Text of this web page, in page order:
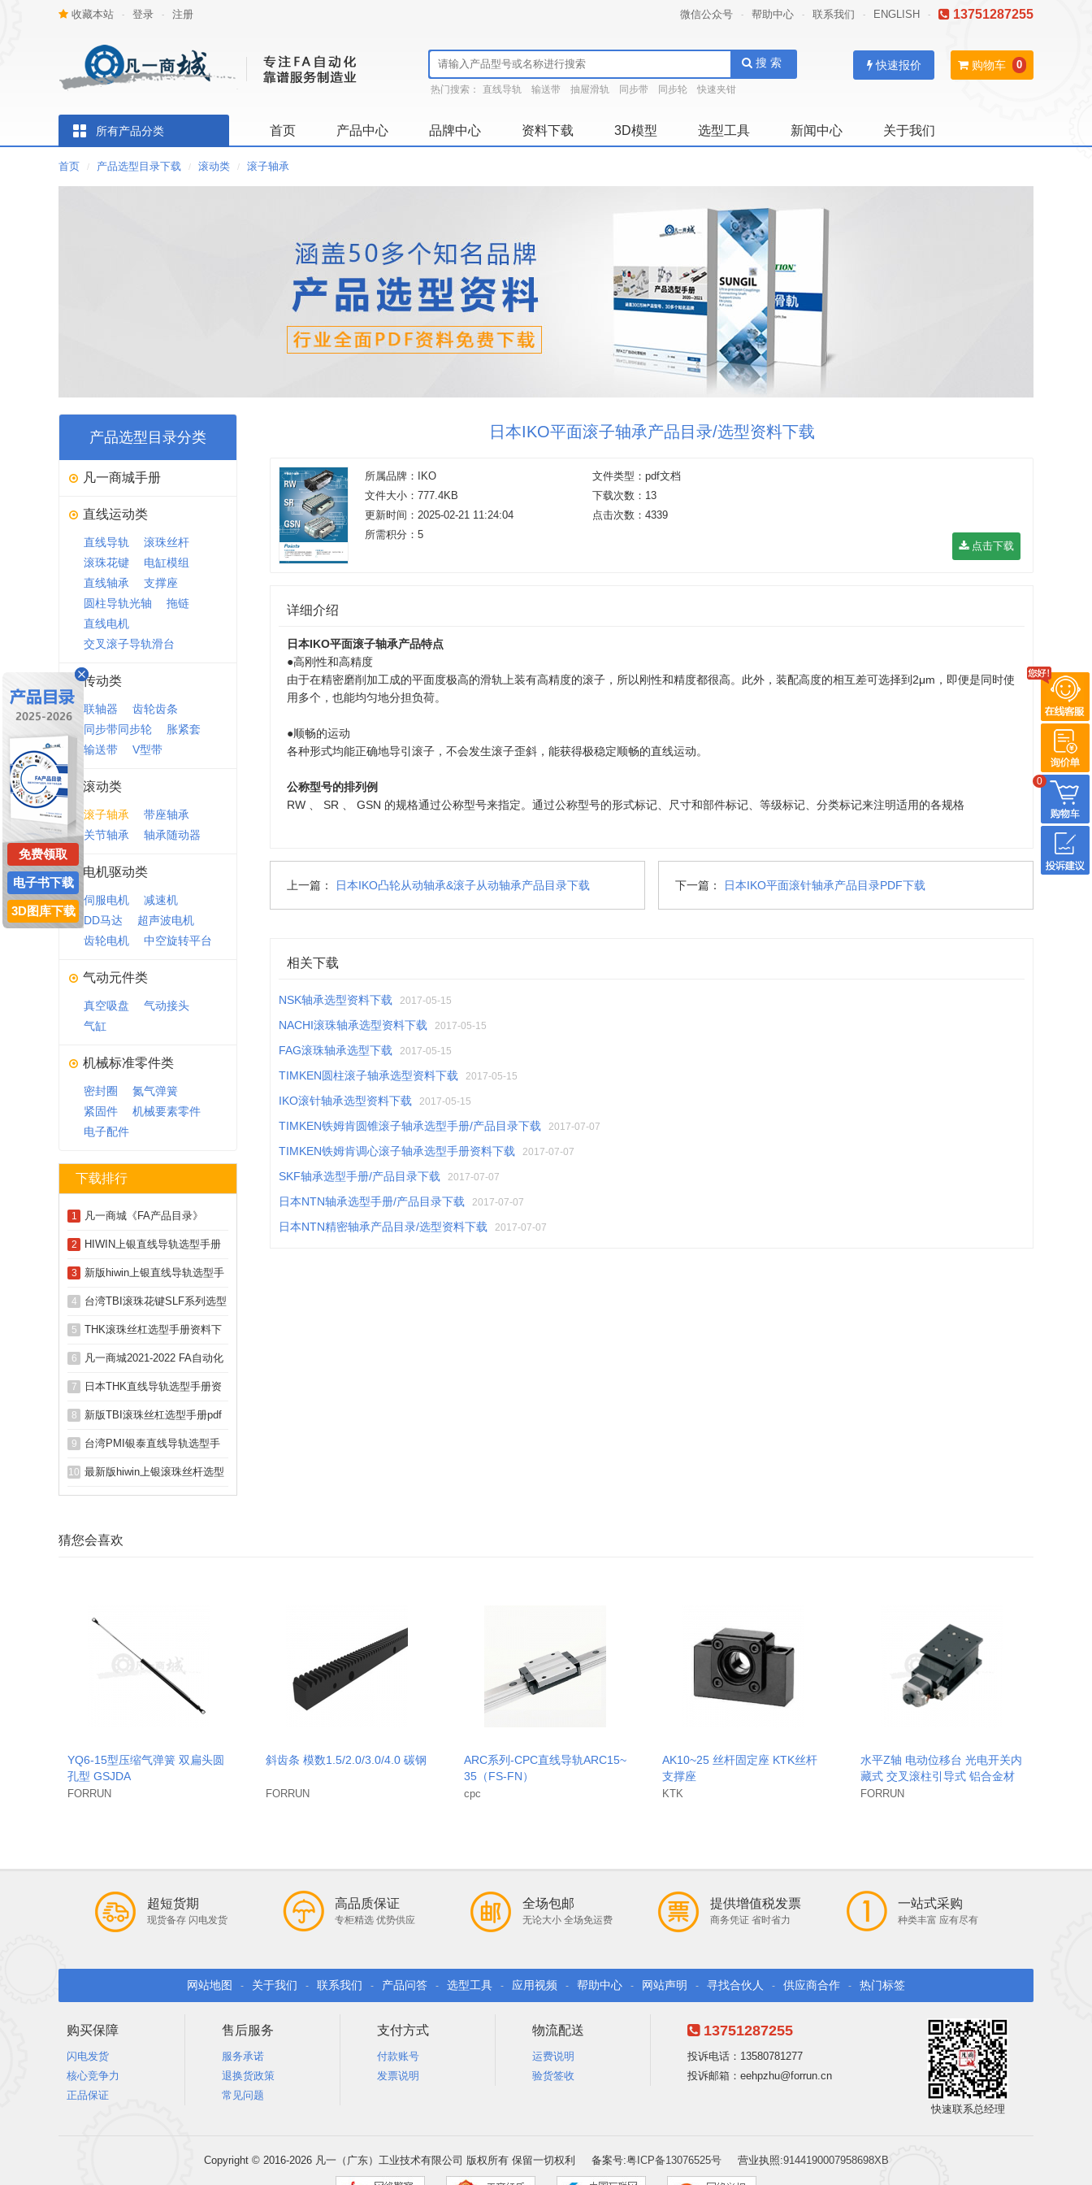
收藏本站 - 登录 - 注册 微信公众号 - 帮助中心 - 联系我们 - ENGLISH - 13751287255
搜 索
热门搜索： 直线导轨 输送带 抽屉滑轨 同步带 同步轮 快速夹钳
购物车 0
快速报价
所有产品分类 首页 产品中心 品牌中心 资料下载 3D模型 选型工具 新闻中心 关于我们
首页 / 产品选型目录下载 / 滚动类 / 滚子轴承
产品选型目录分类
凡一商城手册
直线运动类
直线导轨
滚珠丝杆
滚珠花键
电缸模组
直线轴承
支撑座
圆柱导轨光轴
拖链
直线电机
交叉滚子导轨滑台
传动类
联轴器
齿轮齿条
同步带同步轮
胀紧套
输送带
V型带
滚动类
滚子轴承
带座轴承
关节轴承
轴承随动器
电机驱动类
伺服电机
减速机
DD马达
超声波电机
齿轮电机
中空旋转平台
气动元件类
真空吸盘
气动接头
气缸
机械标准零件类
密封圈
氮气弹簧
紧固件
机械要素零件
电子配件
下载排行
1 凡一商城《FA产品目录》
2025-2026 PDF下载
2 HIWIN上银直线导轨选型手册
pdf下载
3 新版hiwin上银直线导轨选型手
册样本资料下载
4 台湾TBI滚珠花键SLF系列选型
下载
5 THK滚珠丝杠选型手册资料下
载 THK丝杆PDF下载
6 凡一商城2021-2022 FA自动化
产品选型手册
7 日本THK直线导轨选型手册资
料pdf下载
8 新版TBI滚珠丝杠选型手册pdf
资料下载
9 台湾PMI银泰直线导轨选型手
册pdf资料下载
10 最新版hiwin上银滚珠丝杆选型
手册pdf资料下载
日本IKO平面滚子轴承产品目录/选型资料下载
所属品牌：IKO
文件类型：pdf文档
文件大小：777.4KB
下载次数：13
更新时间：2025-02-21 11:24:04
点击次数：4339
所需积分：5
点击下载
详细介绍
日本IKO平面滚子轴承产品特点
●高刚性和高精度
由于在精密磨削加工成的平面度极高的滑轨上装有高精度的滚子，所以刚性和精度都很高。此外，装配高度的相互差可选择到2μm，即便是同时使
用多个，也能均匀地分担负荷。
●顺畅的运动
各种形式均能正确地导引滚子，不会发生滚子歪斜，能获得极稳定顺畅的直线运动。
公称型号的排列例
RW 、 SR 、 GSN 的规格通过公称型号来指定。通过公称型号的形式标记、尺寸和部件标记、等级标记、分类标记来注明适用的各规格
上一篇： 日本IKO凸轮从动轴承&滚子从动轴承产品目录下载 下一篇： 日本IKO平面滚针轴承产品目录PDF下载
相关下载
NSK轴承选型资料下载 2017-05-15
NACHI滚珠轴承选型资料下载 2017-05-15
FAG滚珠轴承选型下载 2017-05-15
TIMKEN圆柱滚子轴承选型资料下载 2017-05-15
IKO滚针轴承选型资料下载 2017-05-15
TIMKEN铁姆肯圆锥滚子轴承选型手册/产品目录下载 2017-07-07
TIMKEN铁姆肯调心滚子轴承选型手册资料下载 2017-07-07
SKF轴承选型手册/产品目录下载 2017-07-07
日本NTN轴承选型手册/产品目录下载 2017-07-07
日本NTN精密轴承产品目录/选型资料下载 2017-07-07
猜您会喜欢
YQ6-15型压缩气弹簧 双扁头圆
孔型 GSJDA
FORRUN
斜齿条 模数1.5/2.0/3.0/4.0 碳钢
FORRUN
ARC系列-CPC直线导轨ARC15~
35（FS-FN）
cpc
AK10~25 丝杆固定座 KTK丝杆
支撑座
KTK
水平Z轴 电动位移台 光电开关内
藏式 交叉滚柱引导式 铝合金材
质 黑色阳极氧化处理
FORRUN
超短货期
现货备存 闪电发货
高品质保证
专柜精选 优势供应
全场包邮
无论大小 全场免运费
提供增值税发票
商务凭证 省时省力
一站式采购
种类丰富 应有尽有
网站地图 - 关于我们 - 联系我们 - 产品问答 - 选型工具 - 应用视频 - 帮助中心 - 网站声明 - 寻找合伙人 - 供应商合作 - 热门标签
购买保障
闪电发货
核心竞争力
正品保证
售后服务
服务承诺
退换货政策
常见问题
支付方式
付款账号
发票说明
物流配送
运费说明
验货签收
13751287255
投诉电话：13580781277
投诉邮箱：eehpzhu@forrun.cn
快速联系总经理
Copyright © 2016-2026 凡一（广东）工业技术有限公司 版权所有 保留一切权利 备案号:粤ICP备13076525号营业执照:9144190007958698XB
0
免费领取
电子书下载
3D图库下载